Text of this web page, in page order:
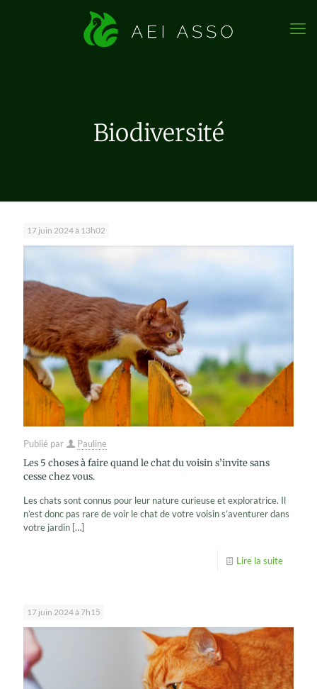
Biodiversité
17 juin 2024 à 13h02
Publié par Pauline
Les 5 choses à faire quand le chat du voisin s’invite sans
cesse chez vous.
Les chats sont connus pour leur nature curieuse et exploratrice. Il
n’est donc pas rare de voir le chat de votre voisin s’aventurer dans
votre jardin […]
Lire la suite
17 juin 2024 à 7h15